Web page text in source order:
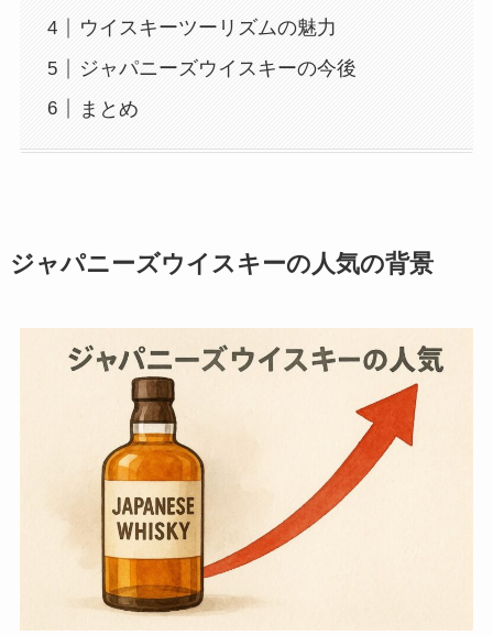
ウイスキーツーリズムの魅力
ジャパニーズウイスキーの今後
まとめ
ジャパニーズウイスキーの人気の背景